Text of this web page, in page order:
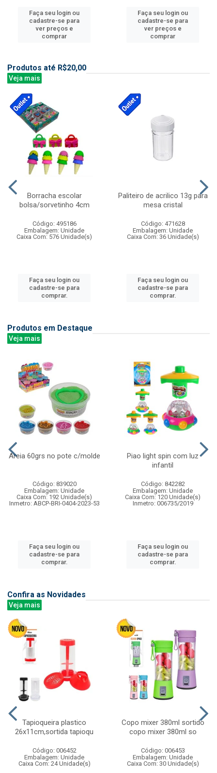
Faça seu login ou
cadastre-se para
ver preços e
comprar
Faça seu login ou
cadastre-se para
ver preços e
comprar
Produtos até R$20,00
Veja mais
Borracha escolar
bolsa/sorvetinho 4cm
Código: 495186
Embalagem: Unidade
Caixa Com: 576 Unidade(s)
Faça seu login ou
cadastre-se para
comprar.
Paliteiro de acrilico 13g para
mesa cristal
Código: 471628
Embalagem: Unidade
Caixa Com: 36 Unidade(s)
Faça seu login ou
cadastre-se para
comprar.
Produtos em Destaque
Veja mais
Areia 60grs no pote c/molde
Código: 839020
Embalagem: Unidade
Caixa Com: 192 Unidade(s)
Inmetro: ABCP-BRI-0404-2023-53
Faça seu login ou
cadastre-se para
comprar.
Piao light spin com luz
infantil
Código: 842282
Embalagem: Unidade
Caixa Com: 120 Unidade(s)
Inmetro: 006735/2019
Faça seu login ou
cadastre-se para
comprar.
Confira as Novidades
Veja mais
Tapioqueira plastico
26x11cm,sortida tapioqu
Código: 006452
Embalagem: Unidade
Caixa Com: 24 Unidade(s)
Copo mixer 380ml sortido
copo mixer 380ml so
Código: 006453
Embalagem: Unidade
Caixa Com: 30 Unidade(s)